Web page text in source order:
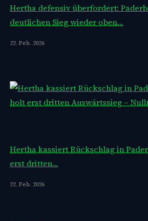
Hertha defensiv überfordert:
deutlichen Sieg wieder oben…
22. Feb. 2026
Hertha kassiert Rückschlag in
erst dritten…
22. Feb. 2026